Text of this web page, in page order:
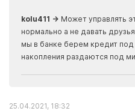
kolu411 → Может управлять
нормально а не давать
мы в банке берем кредит под
накопления раздаются под
25.04.2021, 18:32